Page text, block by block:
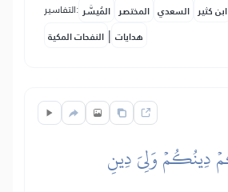
التفاسير: المُيسَّر المختصر السعدي ابن كثير
النفحات المكية | هدايات
دِينُكُمۡ وَلِيَ دِينِ